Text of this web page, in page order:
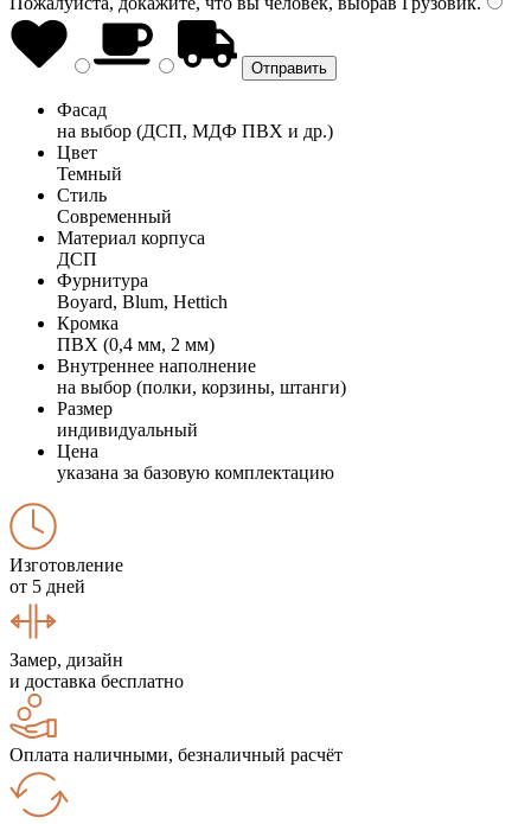
Фасад
на выбор (ДСП, МДФ ПВХ и др.)
Цвет
Темный
Стиль
Современный
Материал корпуса
ДСП
Фурнитура
Boyard, Blum, Hettich
Кромка
ПВХ (0,4 мм, 2 мм)
Внутреннее наполнение
на выбор (полки, корзины, штанги)
Размер
индивидуальный
Цена
указана за базовую комплектацию
Изготовление
от 5 дней
Замер, дизайн
и доставка бесплатно
Оплата наличными, безналичный расчёт